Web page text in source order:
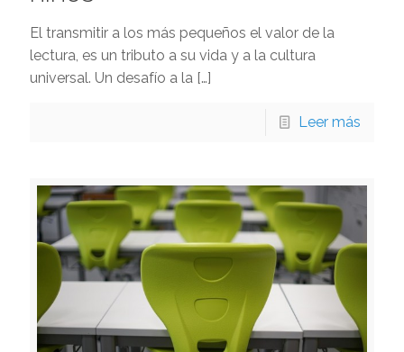
El transmitir a los más pequeños el valor de la
lectura, es un tributo a su vida y a la cultura
universal. Un desafío a la […]
Leer más